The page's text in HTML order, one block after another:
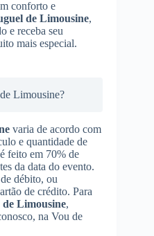
conforto e
de Limousine,
e receba seu
mais especial.
Limousine?
varia de acordo com
e quantidade de
feito em 70% de
da data do evento.
débito, ou
de crédito. Para
de Limousine,
na Vou de